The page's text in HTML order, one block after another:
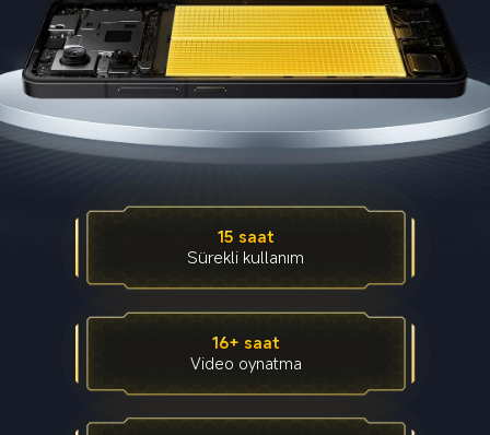
15 saat
Sürekli kullanım
16+ saat
Video oynatma